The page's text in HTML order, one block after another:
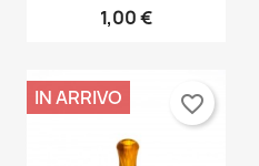
1,00 €
IN ARRIVO favorite_border